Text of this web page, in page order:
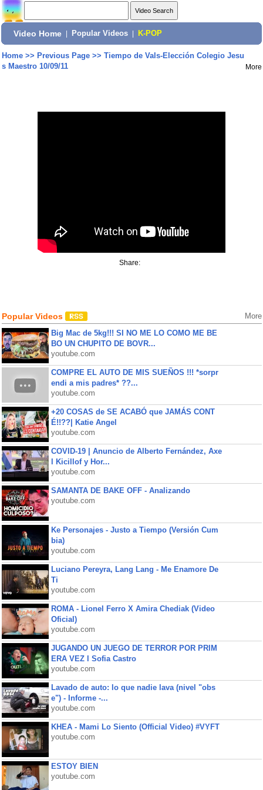
Video Home Popular Videos K-POP
Home>> Previous Page>> Tiempo de Vals-Elección Colegio Jesu
s Maestro 10/09/11
More
Share:
Popular Videos More
Big Mac de 5kg!!! SI NO ME LO COMO ME BE
BO UN CHUPITO DE BOVR...
youtube.com
COMPRE EL AUTO DE MIS SUEÑOS !!! *sorpr
endi a mis padres* ??...
youtube.com
+20 COSAS de SE ACABÓ que JAMÁS CONT
É!!??| Katie Angel
youtube.com
COVID-19 | Anuncio de Alberto Fernández, Axe
l Kicillof y Hor...
youtube.com
SAMANTA DE BAKE OFF - Analizando
youtube.com
Ke Personajes - Justo a Tiempo (Versión Cum
bia)
youtube.com
Luciano Pereyra, Lang Lang - Me Enamore De
Ti
youtube.com
ROMA - Lionel Ferro X Amira Chediak (Video
Oficial)
youtube.com
JUGANDO UN JUEGO DE TERROR POR PRIM
ERA VEZ l Sofia Castro
youtube.com
Lavado de auto: lo que nadie lava (nivel "obs
e") - Informe -...
youtube.com
KHEA - Mami Lo Siento (Official Video) #VYFT
youtube.com
ESTOY BIEN
youtube.com